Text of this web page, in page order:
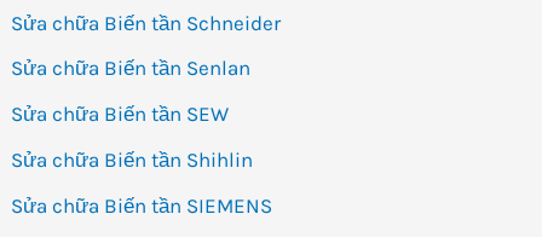
Sửa chữa Biến tần Schneider
Sửa chữa Biến tần Senlan
Sửa chữa Biến tần SEW
Sửa chữa Biến tần Shihlin
Sửa chữa Biến tần SIEMENS